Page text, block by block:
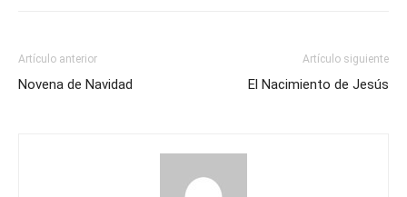
Artículo anterior
Novena de Navidad
Artículo siguiente
El Nacimiento de Jesús